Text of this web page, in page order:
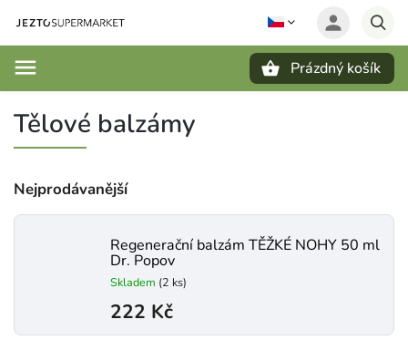
Prázdný košík
Tělové balzámy
Nejprodávanější
Regenerační balzám TĚŽKÉ NOHY 50 ml
Dr. Popov
Skladem (2 ks)
222 Kč